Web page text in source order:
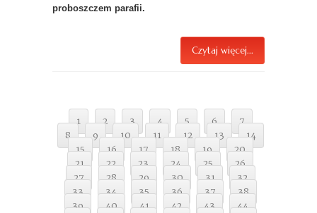
proboszczem parafii.
Czytaj więcej...
1 2 3 4 5 6
7
8
9 10 11 12 13
14
15
16 17 18 19
20
21
22 23 24 25
26
27
28 29 30 31
32
33
34 35 36 37
38
39
40 41 42 43
44